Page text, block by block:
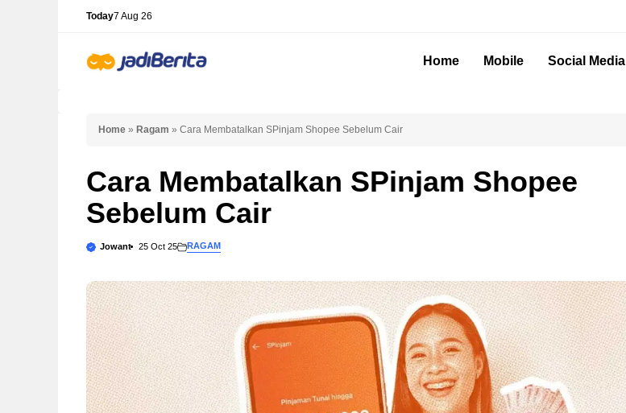
Today7 Aug 26
Home Mobile Social Media
Home » Ragam » Cara Membatalkan SPinjam Shopee Sebelum Cair
Cara Membatalkan SPinjam Shopee
Sebelum Cair
Jowant 25 Oct 25 RAGAM